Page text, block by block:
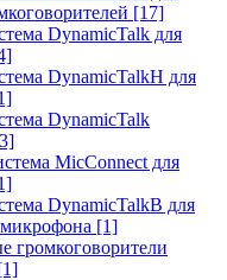
[17]
DynamicTalk для
DynamicTalkH для
DynamicTalk
MicConnect для
DynamicTalkB для
[1]
громкоговорители